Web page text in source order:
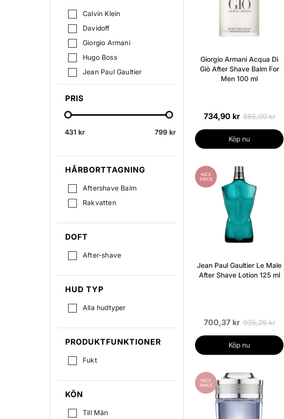
Calvin Klein
Davidoff
Giorgio Armani
Hugo Boss
Jean Paul Gaultier
Rabanne
Versace
PRIS
431 kr 799 kr
HÅRBORTTAGNING
Aftershave Balm
Rakvatten
DOFT
After-shave
HUD TYP
Alla hudtyper
PRODUKTFUNKTIONER
Fukt
KÖN
Till Män
Giorgio Armani Acqua Di
Giò After Shave Balm For
Men 100 ml
734,90 kr 865,00 kr
Köp nu
NICE
PRICE
Jean Paul Gaultier Le Male
After Shave Lotion 125 ml
700,37 kr 935,25 kr
Köp nu
NICE
PRICE